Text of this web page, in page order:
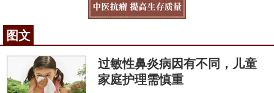
图文
过敏性鼻炎病因有不同，儿童
家庭护理需慎重